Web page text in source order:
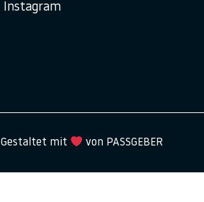
Instagram
Gestaltet mit von PASSGEBER